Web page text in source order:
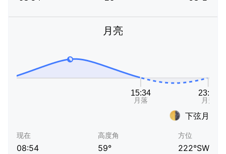
月亮
下弦月
现在
08:54
高度角
59°
方位
222°SW